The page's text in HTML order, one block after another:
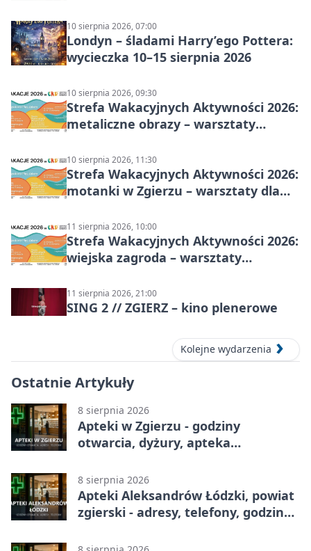
10 sierpnia 2026, 07:00
Londyn – śladami Harry’ego Pottera:
wycieczka 10–15 sierpnia 2026
10 sierpnia 2026, 09:30
Strefa Wakacyjnych Aktywności 2026:
metaliczne obrazy – warsztaty
10 sierpnia 2026, 11:30
Strefa Wakacyjnych Aktywności 2026:
motanki w Zgierzu – warsztaty dla
11 sierpnia 2026, 10:00
Strefa Wakacyjnych Aktywności 2026:
wiejska zagroda – warsztaty
11 sierpnia 2026, 21:00
SING 2 // ZGIERZ – kino plenerowe
Kolejne wydarzenia
Ostatnie Artykuły
8 sierpnia 2026
Apteki w Zgierzu - godziny
otwarcia, dyżury, apteka
8 sierpnia 2026
Apteki Aleksandrów Łódzki, powiat
zgierski - adresy, telefony, godziny